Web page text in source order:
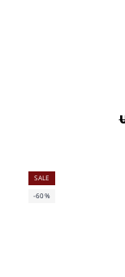
SALE
-60%